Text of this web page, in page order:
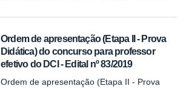
Ordem de apresentação (Etapa II - Prova
Didática) do concurso para professor
efetivo do DCI - Edital nº 83/2019
Ordem de apresentação (Etapa II - Prova